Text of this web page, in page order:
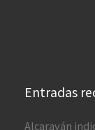
Entradas
Alcaraván